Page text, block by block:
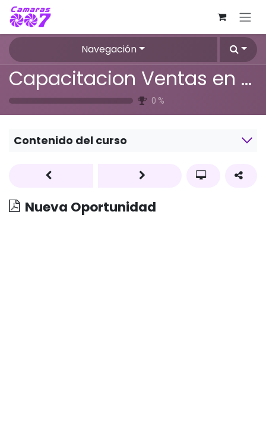
Ir al contenido
Navegación
Capacitacion Ventas en Odoo
0 %
Contenido del curso
Nueva Oportunidad